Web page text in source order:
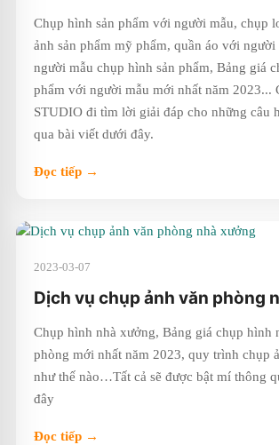
Chụp hình sản phẩm với người mẫu, chụp
ảnh sản phẩm mỹ phẩm, quần áo với người
người mẫu chụp hình sản phẩm, Bảng giá
phẩm với người mẫu mới nhất năm 2023...
STUDIO đi tìm lời giải đáp cho những câu
qua bài viết dưới đây.
Đọc tiếp →
2023-03-07
Dịch vụ chụp ảnh văn phòng
Chụp hình nhà xưởng, Bảng giá chụp hình
phòng mới nhất năm 2023, quy trình chụp
như thế nào…Tất cả sẽ được bật mí thông
đây
Đọc tiếp →